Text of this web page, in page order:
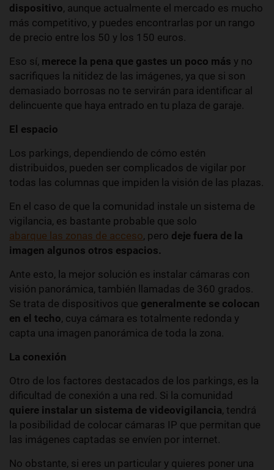
dispositivo, aunque actualmente el mercado es mucho
más competitivo, y puedes encontrarlas por un rango
de precio entre los 50 y los 150 euros.
Eso sí, merece la pena que gastes un poco más y no
sacrifiques la nitidez de las imágenes, ya que si son
demasiado borrosas no te servirán para identificar al
delincuente que haya entrado en tu plaza de garaje.
El espacio
Los parkings, dependiendo de cómo estén
distribuidos, pueden ser complicados de vigilar por
todas las columnas que impiden la visión de las plazas.
En el caso de que la comunidad instale un sistema de
vigilancia, es bastante probable que solo
abarque las zonas de acceso, pero deje fuera de la
imagen algunos otros espacios.
Ante esto, la mejor solución es instalar cámaras con
visión panorámica, también llamadas de 360 grados.
Se trata de dispositivos que generalmente se colocan
en el techo, cuya cámara es totalmente redonda y
capta una imagen panorámica de toda la zona.
La conexión
Otro de los factores destacados de los parkings, es la
dificultad de conexión a una red. Si la comunidad
quiere instalar un sistema de videovigilancia, tendrá
la posibilidad de colocar cámaras IP que permitan que
las imágenes captadas se envíen por internet.
No obstante, si eres un particular y quieres poner una